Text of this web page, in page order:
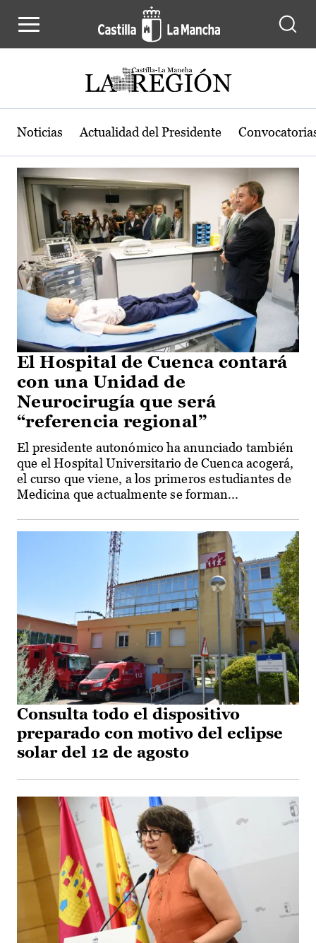
Actualidad de la región de Castilla-
Noticias Actualidad del Presidente
El Hospital de Cuenca contará
con una Unidad de
Neurocirugía que será
“referencia regional”
El presidente autonómico ha anunciado también
que el Hospital Universitario de Cuenca acogerá,
el curso que viene, a los primeros estudiantes de
Medicina que actualmente se forman...
Consulta todo el dispositivo
preparado con motivo del eclipse
solar del 12 de agosto